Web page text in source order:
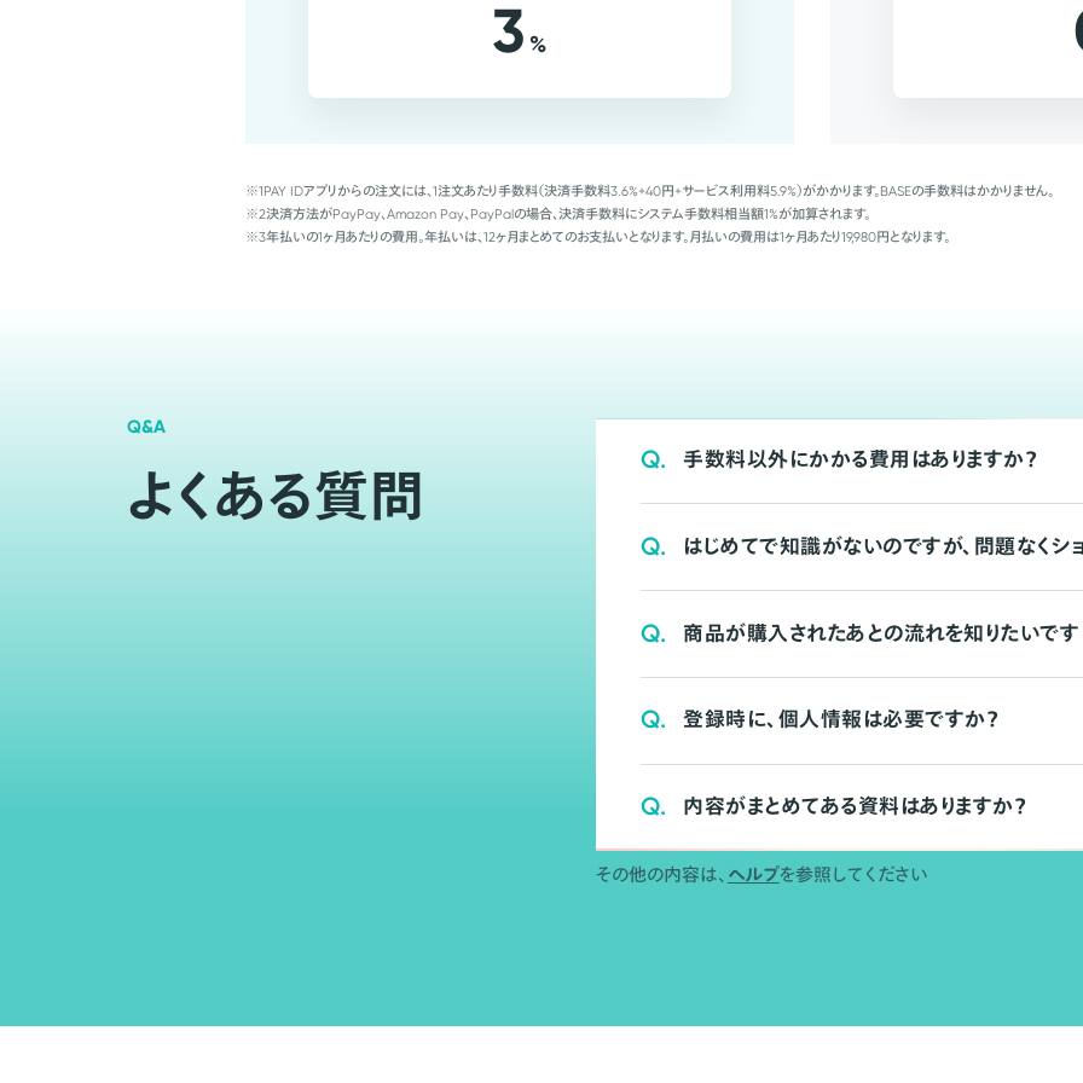
3 %
※1PAY IDアプリからの注文には、1注文あたり手数料（決済手数料3.6%+40円+サービス利用料5.9%）がかかります。BASEの手数料はかかりません。
※2決済方法がPayPay、Amazon Pay、PayPalの場合、決済手数料にシステム手数料相当額1%が加算されます。
※3年払いの1ヶ月あたりの費用。年払いは、12ヶ月まとめてのお支払いとなります。月払いの費用は1ヶ月あたり19,980円となります。
Q&A
よくある質問
Q. 手数料以外にかかる費用はありますか？
Q. はじめてで知識がないのですが、問題なくシ
Q. 商品が購入されたあとの流れを知りたいです
Q. 登録時に、個人情報は必要ですか？
Q. 内容がまとめてある資料はありますか？
その他の内容は、 ヘルプを参照してください